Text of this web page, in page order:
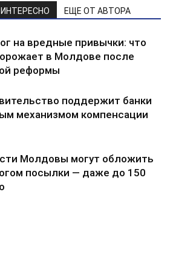
ЕЩЕ ОТ АВТОРА
на вредные привычки: что
в Молдове после
реформы
поддержит банки
механизмом компенсации
Молдовы могут обложить
посылки — даже до 150